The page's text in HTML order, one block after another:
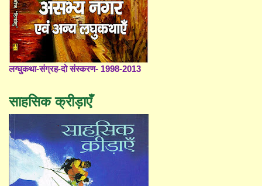
लग्घुकथा-संग्रह-दो संस्करण- 1998-2013
साहसिक क्रीड़ाएँ